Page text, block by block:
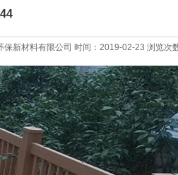
新材料有限公司 时间：2019-02-23 浏览次